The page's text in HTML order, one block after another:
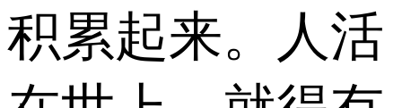
积累起来。人活